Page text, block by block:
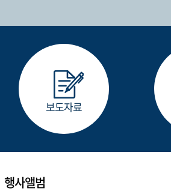
보도자료
행사앨범